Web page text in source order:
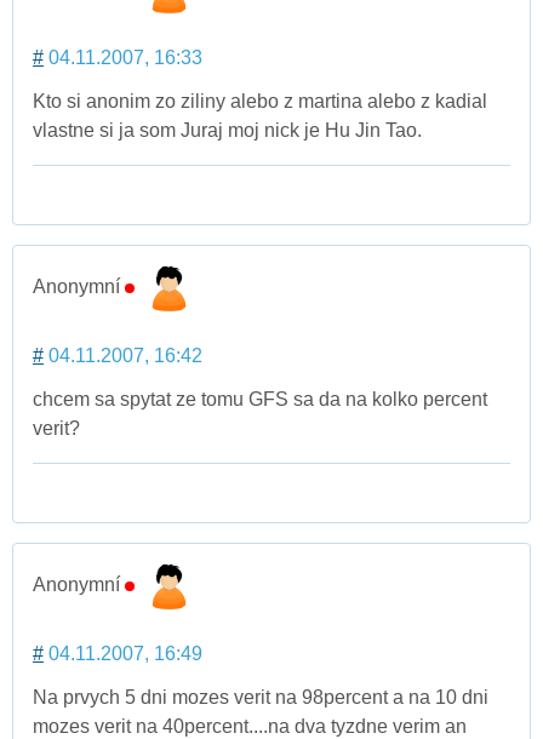
# 04.11.2007, 16:33
Kto si anonim zo ziliny alebo z martina alebo z kadial
vlastne si ja som Juraj moj nick je Hu Jin Tao.
Anonymní
# 04.11.2007, 16:42
chcem sa spytat ze tomu GFS sa da na kolko percent
verit?
Anonymní
# 04.11.2007, 16:49
Na prvych 5 dni mozes verit na 98percent a na 10 dni
mozes verit na 40percent....na dva tyzdne verim an